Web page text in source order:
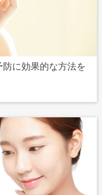
に効果的な方法を